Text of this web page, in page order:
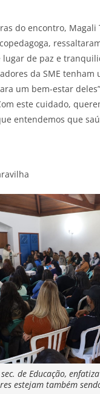
do encontro, Magali
de paz e
da SME
um bem-estar
este cuidado,
entendemos que
de Educação,
estejam também